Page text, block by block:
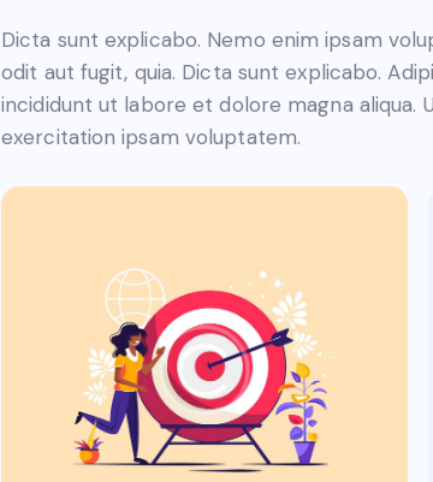
Dicta sunt explicabo. Nemo enim ipsam
odit aut fugit, quia. Dicta sunt explicabo.
incididunt ut labore et dolore magna aliqua.
exercitation ipsam voluptatem.